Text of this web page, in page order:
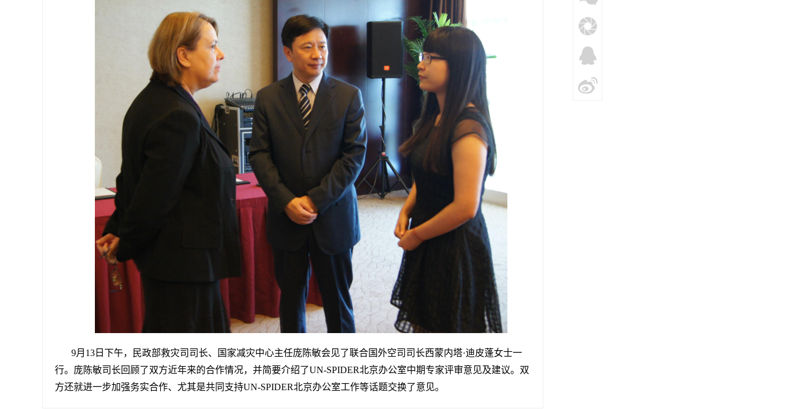
9月13日下午，民政部救灾司司长、国家减灾中心主任庞陈敏会见了联合国外空司司长西蒙内塔·迪皮蓬女士一
行。庞陈敏司长回顾了双方近年来的合作情况，并简要介绍了UN-SPIDER北京办公室中期专家评审意见及建议。双
方还就进一步加强务实合作、尤其是共同支持UN-SPIDER北京办公室工作等话题交换了意见。